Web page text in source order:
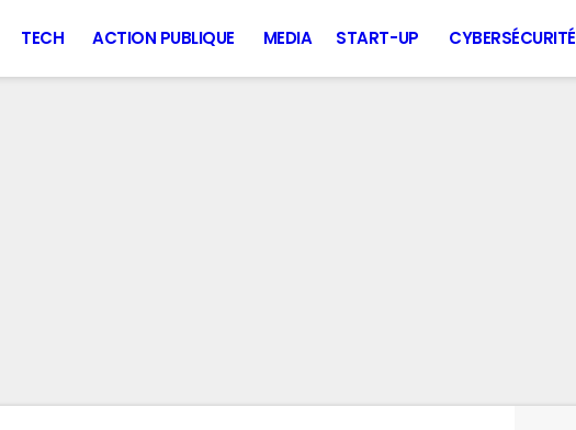
TECH ACTION PUBLIQUE MEDIA START-UP CYBERSÉCURITÉ